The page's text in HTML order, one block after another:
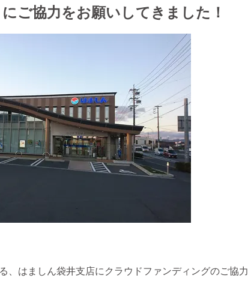
ご協力をお願いしてきました！
、はましん袋井支店にクラウドファンディングのご協力